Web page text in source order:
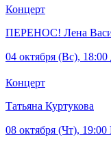
Концерт
ПЕРЕНОС! Лена
04 октября (Вс), 18:00
Концерт
Татьяна Куртукова
08 октября (Чт), 19:00